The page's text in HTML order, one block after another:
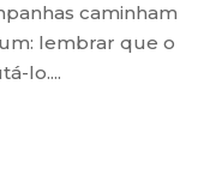
caminham
lembrar que o
lo....